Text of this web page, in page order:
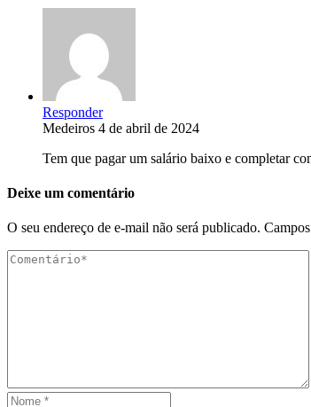
Responder
Medeiros 4 de abril de 2024
Tem que pagar um salário baixo e completar
Deixe um comentário
O seu endereço de e-mail não será publicado.